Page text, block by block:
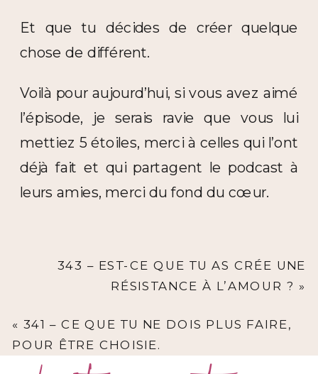
Et que tu décides de créer quelque
chose de différent.
Voilà pour aujourd’hui, si vous avez aimé
l’épisode, je serais ravie que vous lui
mettiez 5 étoiles, merci à celles qui l’ont
déjà fait et qui partagent le podcast à
leurs amies, merci du fond du cœur.
343 – EST-CE QUE TU AS CRÉE UNE
RÉSISTANCE À L’AMOUR ? »
« 341 – CE QUE TU NE DOIS PLUS FAIRE,
POUR ÊTRE CHOISIE.